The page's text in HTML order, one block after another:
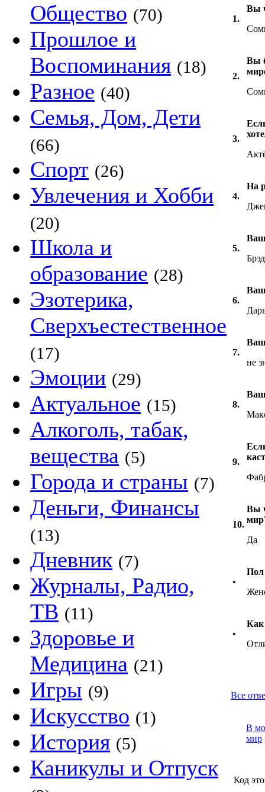
Общество (70)
Прошлое и
Воспоминания (18)
Разное (40)
Семья, Дом, Дети
(66)
Спорт (26)
Увлечения и Хобби
(20)
Школа и
образование (28)
Эзотерика,
Сверхъестественное
(17)
Эмоции (29)
Актуальное (15)
Алкоголь, табак,
вещества (5)
Города и страны (7)
Деньги, Финансы
(13)
Дневник (7)
Журналы, Радио,
ТВ (11)
Здоровье и
Медицина (21)
Игры (9)
Искусство (1)
История (5)
Каникулы и Отпуск
1.
Вы
2.
Вы
3.
4.
На
5.
Ваш
6.
Ваш
7.
не
8.
9.
10.
Вы
Да
•
Пол
•
Как
Все
В
мир
Код